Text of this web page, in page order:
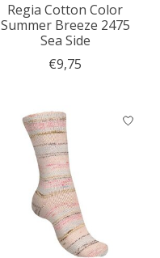
Regia Cotton Color
Summer Breeze 2475
Sea Side
€9,75